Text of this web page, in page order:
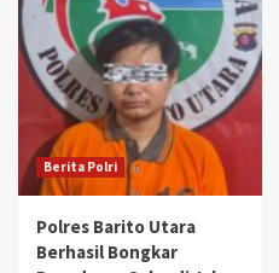
Berita Polri
Polres Barito Utara
Berhasil Bongkar